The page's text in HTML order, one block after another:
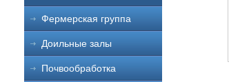
Фермерская группа
Доильные залы
Почвообработка